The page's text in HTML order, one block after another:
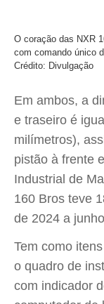
O coração das NXR
com comando único
Crédito: Divulgação
Em ambos, a
e traseiro é
milímetros),
pistão à frente
Industrial de
160 Bros teve
de 2024 a
Tem como
o quadro de
com indicador